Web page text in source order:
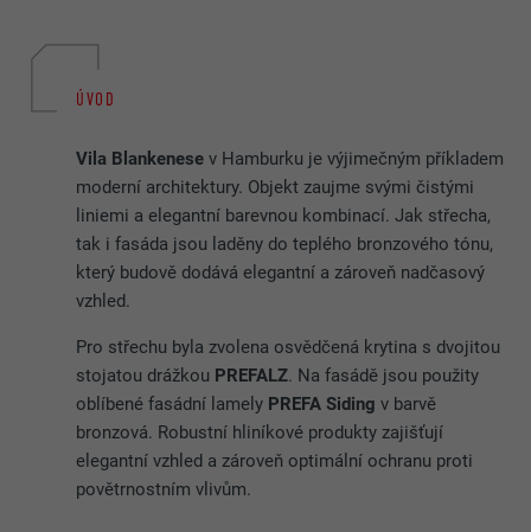
ÚVOD
Vila Blankenese v Hamburku je výjimečným příkladem
moderní architektury. Objekt zaujme svými čistými
liniemi a elegantní barevnou kombinací. Jak střecha,
tak i fasáda jsou laděny do teplého bronzového tónu,
který budově dodává elegantní a zároveň nadčasový
vzhled.
Pro střechu byla zvolena osvědčená krytina s dvojitou
stojatou drážkou PREFALZ. Na fasádě jsou použity
oblíbené fasádní lamely PREFA Siding v barvě
bronzová. Robustní hliníkové produkty zajišťují
elegantní vzhled a zároveň optimální ochranu proti
povětrnostním vlivům.